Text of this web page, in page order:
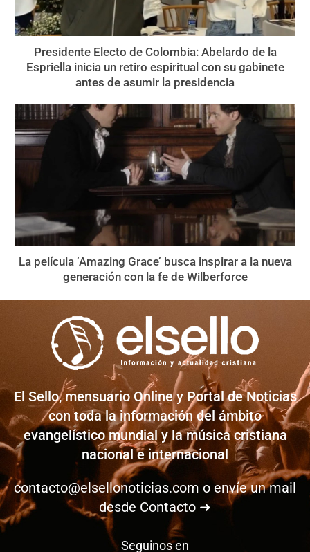
Presidente Electo de Colombia: Abelardo de la
Espriella inicia un retiro espiritual con su gabinete
antes de asumir la presidencia
La película ‘Amazing Grace’ busca inspirar a la nueva
generación con la fe de Wilberforce
El Sello, mensuario Online y Portal de Noticias
con toda la información del ámbito
evangelístico mundial y la música cristiana
nacional e internacional
contacto@elsellonoticias.com o envíe un mail
desde Contacto ➜
Seguinos en